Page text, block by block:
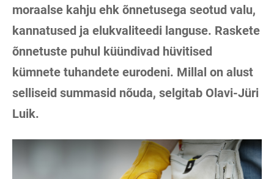
moraalse kahju ehk õnnetusega seotud valu,
kannatused ja elukvaliteedi languse. Raskete
õnnetuste puhul küündivad hüvitised
kümnete tuhandete eurodeni. Millal on alust
selliseid summasid nõuda, selgitab Olavi-Jüri
Luik.